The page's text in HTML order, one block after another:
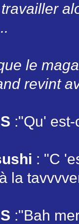
le
revint
:"Qu'
: "C
la
:"Bah